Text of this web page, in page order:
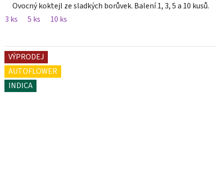
Ovocný koktejl ze sladkých borůvek. Balení 1, 3, 5 a 10 kusů.
3 ks
5 ks 10 ks
VÝPRODEJ
AUTOFLOWER
INDICA